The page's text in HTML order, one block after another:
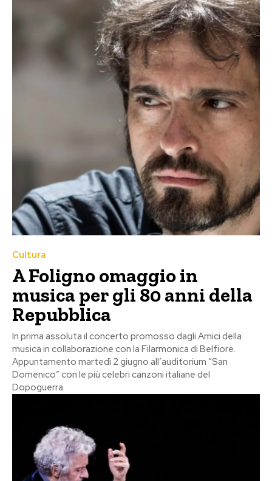
Cultura
A Foligno omaggio in
musica per gli 80 anni della
Repubblica
In prima assoluta il concerto promosso dagli Amici della
musica in collaborazione con la Filarmonica di Belfiore.
Appuntamento martedì 2 giugno all’auditorium “San
Domenico” con le più celebri canzoni italiane del
Dopoguerra